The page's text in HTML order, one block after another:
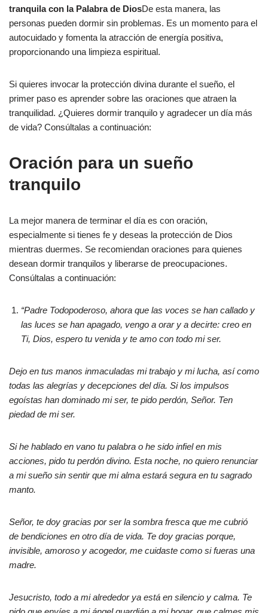
tranquila con la Palabra de DiosDe esta manera, las
personas pueden dormir sin problemas. Es un momento para el
autocuidado y fomenta la atracción de energía positiva,
proporcionando una limpieza espiritual.
Si quieres invocar la protección divina durante el sueño, el
primer paso es aprender sobre las oraciones que atraen la
tranquilidad. ¿Quieres dormir tranquilo y agradecer un día más
de vida? Consúltalas a continuación:
Oración para un sueño
tranquilo
La mejor manera de terminar el día es con oración,
especialmente si tienes fe y deseas la protección de Dios
mientras duermes. Se recomiendan oraciones para quienes
desean dormir tranquilos y liberarse de preocupaciones.
Consúltalas a continuación:
“Padre Todopoderoso, ahora que las voces se han callado y
las luces se han apagado, vengo a orar y a decirte: creo en
Ti, Dios, espero tu venida y te amo con todo mi ser.
Dejo en tus manos inmaculadas mi trabajo y mi lucha, así como
todas las alegrías y decepciones del día. Si los impulsos
egoístas han dominado mi ser, te pido perdón, Señor. Ten
piedad de mi ser.
Si he hablado en vano tu palabra o he sido infiel en mis
acciones, pido tu perdón divino. Esta noche, no quiero renunciar
a mi sueño sin sentir que mi alma estará segura en tu sagrado
manto.
Señor, te doy gracias por ser la sombra fresca que me cubrió
de bendiciones en otro día de vida. Te doy gracias porque,
invisible, amoroso y acogedor, me cuidaste como si fueras una
madre.
Jesucristo, todo a mi alrededor ya está en silencio y calma. Te